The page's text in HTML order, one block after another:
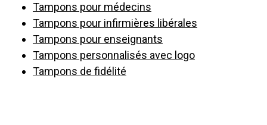
Tampons pour médecins
Tampons pour infirmières libérales
Tampons pour enseignants
Tampons personnalisés avec logo
Tampons de fidélité